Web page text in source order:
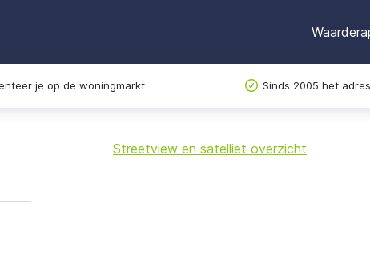
je op de woningmarkt Sinds 2005 het
+
Streetview en satelliet overzicht